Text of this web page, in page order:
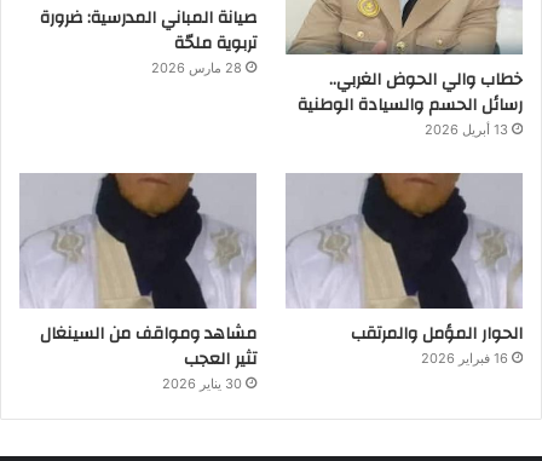
خطاب والي الحوض الغربي..
رسائل الحسم والسيادة الوطنية
13 أبريل 2026
صيانة المباني المدرسية: ضرورة
تربوية ملحّة
28 مارس 2026
الحوار المؤمل والمرتقب
16 فبراير 2026
مشاهد ومواقف من السينغال
تثير العجب
30 يناير 2026